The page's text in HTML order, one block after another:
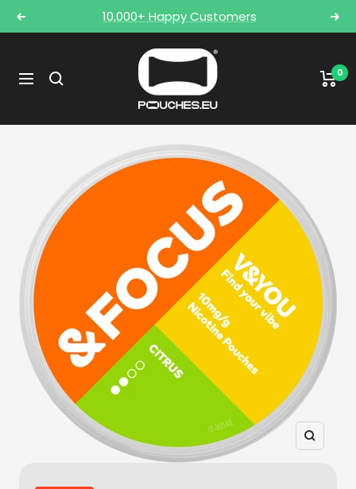
Skip
to Previous 10,000+ Happy Customers Next
Navigation
POUCHES.EU
0
Zoom